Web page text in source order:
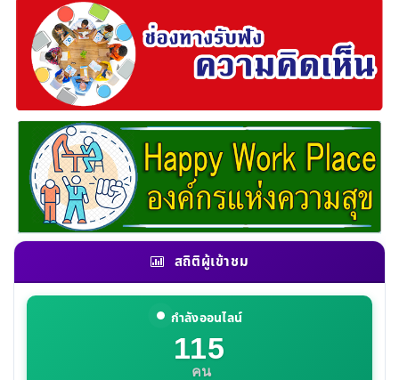
สถิติผู้เข้าชม
กำลังออนไลน์
115
คน